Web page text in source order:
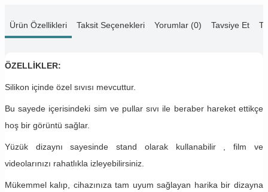
Ürün Özellikleri Taksit Seçenekleri Yorumlar (0) Tavsiye Et
ÖZELLİKLER:
Silikon içinde özel sıvısı mevcuttur.
Bu sayede içerisindeki sim ve pullar sıvı ile beraber hareket ettikçe
hoş bir görüntü sağlar.
Yüzük dizaynı sayesinde stand olarak kullanabilir , film ve
videolarınızı rahatlıkla izleyebilirsiniz.
Mükemmel kalıp, cihazınıza tam uyum sağlayan harika bir dizayna